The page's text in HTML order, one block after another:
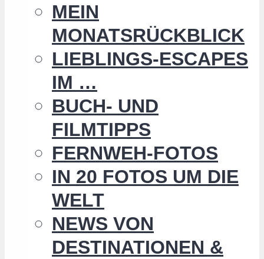
MEIN
MONATSRÜCKBLICK
LIEBLINGS-ESCAPES
IM …
BUCH- UND
FILMTIPPS
FERNWEH-FOTOS
IN 20 FOTOS UM DIE
WELT
NEWS VON
DESTINATIONEN &